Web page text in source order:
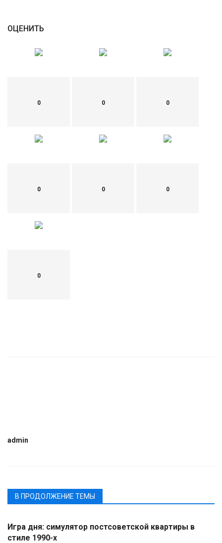
ОЦЕНИТЬ
0 0 0
0 0 0
0
admin
В ПРОДОЛЖЕНИЕ ТЕМЫ
Игра дня: симулятор постсоветской квартиры в
стиле 1990-х